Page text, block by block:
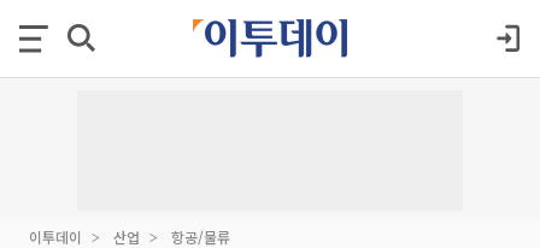
이투데이 산업 항공/물류